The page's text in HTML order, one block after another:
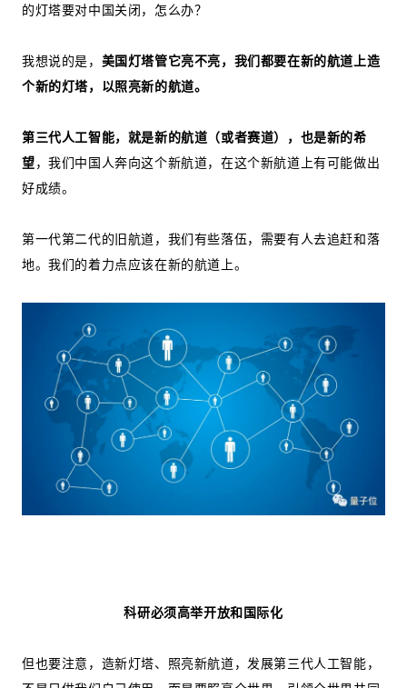
的灯塔要对中国关闭，怎么办？
我想说的是， 美国灯塔管它亮不亮，我们都要在新的航道上造
个新的灯塔，以照亮新的航道。
第三代人工智能，就是新的航道（或者赛道），也是新的希
望，我们中国人奔向这个新航道，在这个新航道上有可能做出
好成绩。
第一代第二代的旧航道，我们有些落伍，需要有人去追赶和落
地。我们的着力点应该在新的航道上。
科研必须高举开放和国际化
但也要注意，造新灯塔、照亮新航道，发展第三代人工智能，